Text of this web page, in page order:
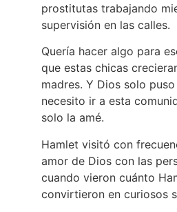
prostitutas trabajando
supervisión en las calles.
Quería hacer algo para
que estas chicas
madres. Y Dios solo
necesito ir a esta
solo la amé.
Hamlet visitó con
amor de Dios con las
cuando vieron cuánto
convirtieron en curiosos